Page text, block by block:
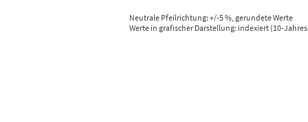
Neutrale Pfeilrichtung: +/-5 %, gerundete Werte
Werte in grafischer Darstellung: indexiert (10-